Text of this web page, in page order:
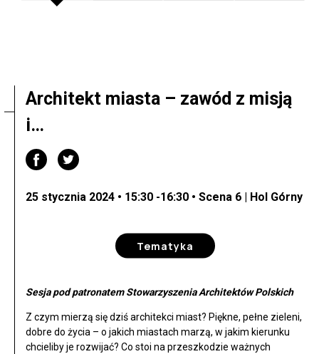
Architekt miasta – zawód z misją
i…
25 stycznia 2024 • 15:30 -16:30 • Scena 6 | Hol Górny
Tematyka
Sesja pod patronatem Stowarzyszenia Architektów Polskich
Z czym mierzą się dziś architekci miast? Piękne, pełne zieleni,
dobre do życia – o jakich miastach marzą, w jakim kierunku
chcieliby je rozwijać? Co stoi na przeszkodzie ważnych